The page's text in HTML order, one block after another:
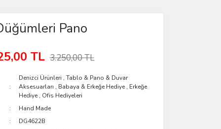
Pano
TL 3.250,00 TL
Denizci Ürünleri ,Tablo & Pano & Duvar
Aksesuarları , Babaya & Erkeğe Hediye , Erkeğe
Hediye , Ofis Hediyeleri
Hand Made
DG4622B